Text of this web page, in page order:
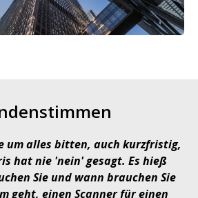
um alles bitten, auch kurzfristig,
hat nie 'nein' gesagt. Es hieß
Sie und wann brauchen Sie
geht, einen Scanner für einen